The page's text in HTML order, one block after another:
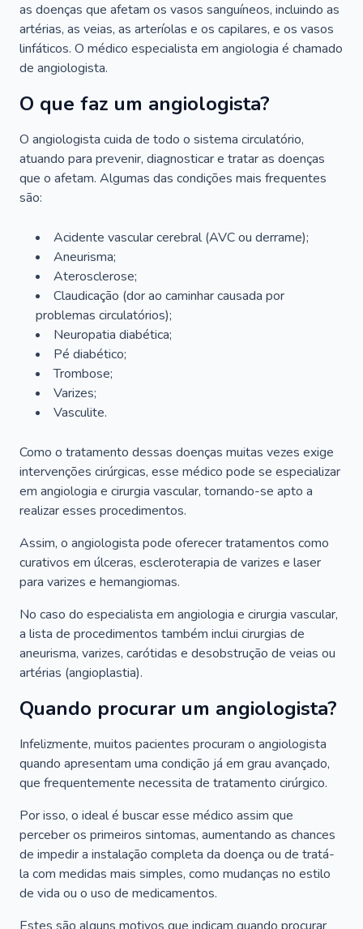
as doenças que afetam os vasos sanguíneos, incluindo as
artérias, as veias, as arteríolas e os capilares, e os vasos
linfáticos. O médico especialista em angiologia é chamado
de angiologista.
O que faz um angiologista?
O angiologista cuida de todo o sistema circulatório,
atuando para prevenir, diagnosticar e tratar as doenças
que o afetam. Algumas das condições mais frequentes
são:
Acidente vascular cerebral (AVC ou derrame);
Aneurisma;
Aterosclerose;
Claudicação (dor ao caminhar causada por
problemas circulatórios);
Neuropatia diabética;
Pé diabético;
Trombose;
Varizes;
Vasculite.
Como o tratamento dessas doenças muitas vezes exige
intervenções cirúrgicas, esse médico pode se especializar
em angiologia e cirurgia vascular, tornando-se apto a
realizar esses procedimentos.
Assim, o angiologista pode oferecer tratamentos como
curativos em úlceras, escleroterapia de varizes e laser
para varizes e hemangiomas.
No caso do especialista em angiologia e cirurgia vascular,
a lista de procedimentos também inclui cirurgias de
aneurisma, varizes, carótidas e desobstrução de veias ou
artérias (angioplastia).
Quando procurar um angiologista?
Infelizmente, muitos pacientes procuram o angiologista
quando apresentam uma condição já em grau avançado,
que frequentemente necessita de tratamento cirúrgico.
Por isso, o ideal é buscar esse médico assim que
perceber os primeiros sintomas, aumentando as chances
de impedir a instalação completa da doença ou de tratá-
la com medidas mais simples, como mudanças no estilo
de vida ou o uso de medicamentos.